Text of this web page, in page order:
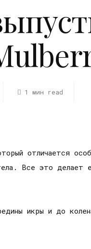
1 мин read
отличается
Все это делает
икры и до